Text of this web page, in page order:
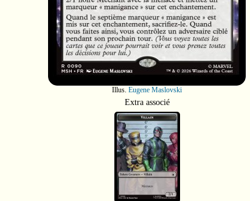
Illus. Eugene Maslovski
Extra associé